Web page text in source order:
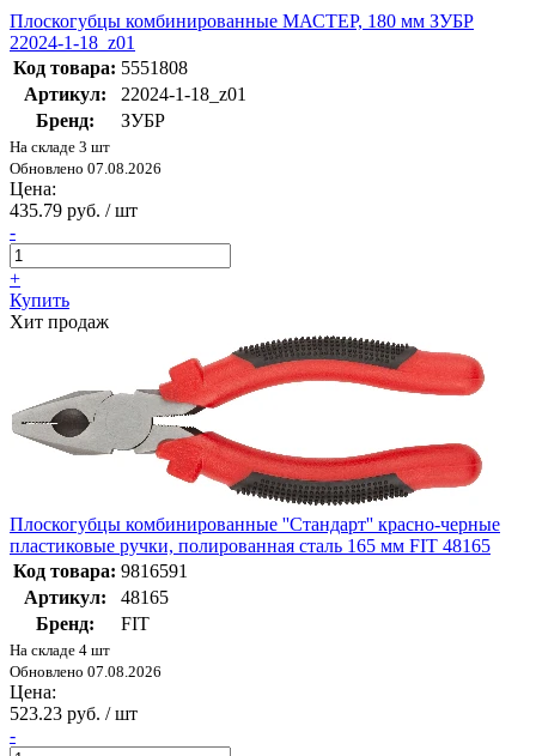
Плоскогубцы комбинированные МАСТЕР, 180 мм ЗУБР
22024-1-18_z01
Код товара: 5551808
Артикул:
22024-1-18_z01
Бренд:
ЗУБР
На складе 3 шт
Обновлено 07.08.2026
Цена:
435.79 руб. / шт
-
+
Купить
Хит продаж
Плоскогубцы комбинированные ''Стандарт'' красно-черные
пластиковые ручки, полированная сталь 165 мм FIT 48165
Код товара: 9816591
Артикул:
48165
Бренд:
FIT
На складе 4 шт
Обновлено 07.08.2026
Цена:
523.23 руб. / шт
-